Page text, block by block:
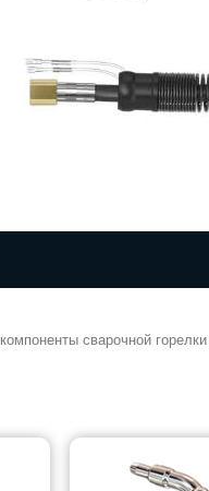
компоненты сварочной горелки